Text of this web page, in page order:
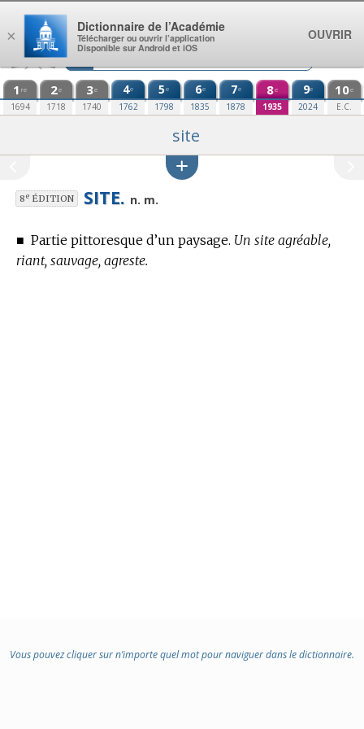
Aller au contenu
1 re
1694
2e
1718
3e
1740
4e
1762
5e
1798
6e
1835
7e
1878
8e
1935
9e
2024
10e
E.C.
site
8eÉDITION SITE. n. m.
■ Partie pittoresque d’un paysage. Un site agréable,
riant, sauvage, agreste.
Vous pouvez cliquer sur n’importe quel mot pour naviguer dans le dictionnaire.
×
Dictionnaire de l’Académie
Télécharger ou ouvrir l’application
Disponible sur Android et iOS
OUVRIR